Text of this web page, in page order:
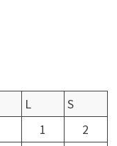
L
S
1
2